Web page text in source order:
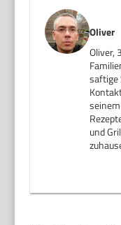
Oliver
Oliver,
saftige
und